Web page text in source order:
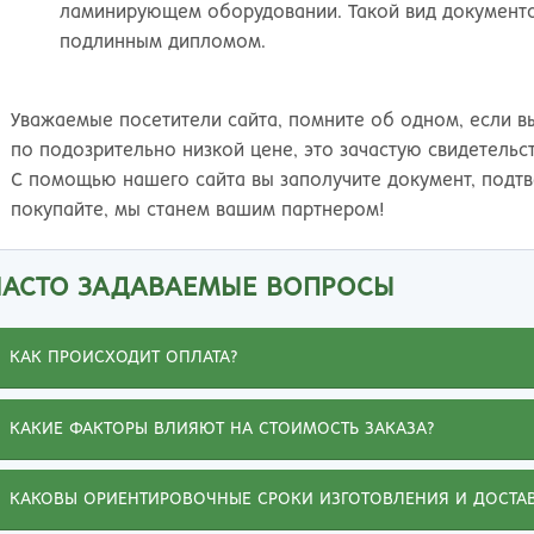
Иванна
получить диплом о высшем
Зато могу похвалиться, что
на этом сайте диплом ВУЗа, о котором
ламинирующем оборудовании. Такой вид
подлинным дипломом.
Уважаемые посетители сайта, помните об одном, если
по подозрительно низкой цене, это зачастую
С помощью нашего сайта вы заполучите документ,
покупайте, мы станем вашим партнером!
ЗАДАВАЕМЫЕ ВОПРОСЫ
КАК ПРОИСХОДИТ ОПЛАТА?
КАКИЕ ФАКТОРЫ ВЛИЯЮТ НА СТОИМОСТЬ ЗАКАЗА?
КАКОВЫ ОРИЕНТИРОВОЧНЫЕ СРОКИ ИЗГОТОВЛЕНИЯ И